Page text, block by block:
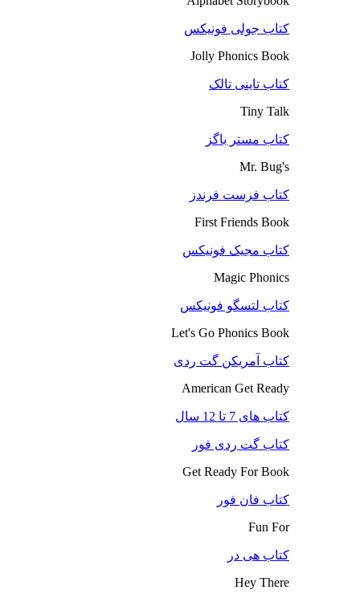
کتاب جولی فونیکس
Jolly Phonics Book
کتاب تاینی تالک
Tiny Talk
کتاب مستر باگز
Mr. Bug's
کتاب فرست فرندز
First Friends Book
کتاب مجیک فونیکس
Magic Phonics
کتاب لتسگو فونیکس
Let's Go Phonics Book
کتاب آمریکن گت ردی
American Get Ready
کتاب های 7 تا 12 سال
کتاب گت ردی فور
Get Ready For Book
کتاب فان فور
Fun For
کتاب هی در
Hey There